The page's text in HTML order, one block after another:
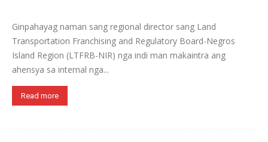
Ginpahayag naman sang regional director sang Land
Transportation Franchising and Regulatory Board-Negros
Island Region (LTFRB-NIR) nga indi man makaintra ang
ahensya sa internal nga...
Read more